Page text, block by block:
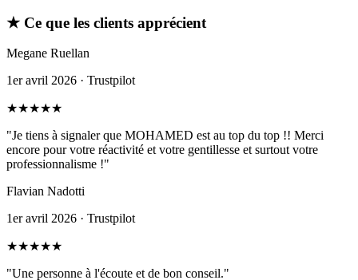
★ Ce que les clients apprécient
Megane Ruellan
1er avril 2026 · Trustpilot
★★★★★
"Je tiens à signaler que MOHAMED est au top du top !! Merci
encore pour votre réactivité et votre gentillesse et surtout votre
professionnalisme !"
Flavian Nadotti
1er avril 2026 · Trustpilot
★★★★★
"Une personne à l'écoute et de bon conseil."